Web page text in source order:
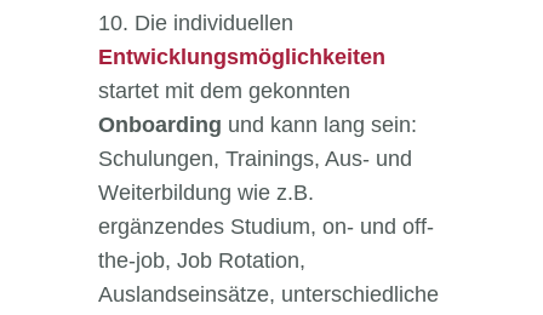
10. Die individuellen
Entwicklungsmöglichkeiten
startet mit dem gekonnten
Onboarding und kann lang sein:
Schulungen, Trainings, Aus- und
Weiterbildung wie z.B.
ergänzendes Studium, on- und off-
the-job, Job Rotation,
Auslandseinsätze, unterschiedliche